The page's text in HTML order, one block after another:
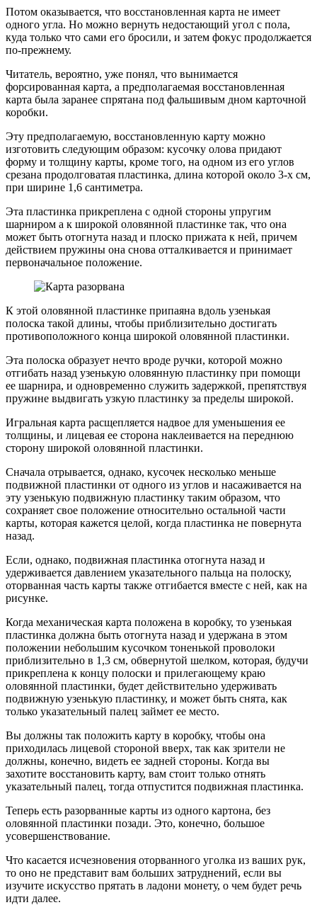
Потом оказывается, что восстановленная карта не имеет
одного угла. Но можно вернуть недостающий угол с пола,
куда только что сами его бросили, и затем фокус продолжается
по-прежнему.
Читатель, вероятно, уже понял, что вынимается
форсированная карта, а предполагаемая восстановленная
карта была заранее спрятана под фальшивым дном карточной
коробки.
Эту предполагаемую, восстановленную карту можно
изготовить следующим образом: кусочку олова придают
форму и толщину карты, кроме того, на одном из его углов
срезана продолговатая пластинка, длина которой около 3-х см,
при ширине 1,6 сантиметра.
Эта пластинка прикреплена с одной стороны упругим
шарниром а к широкой оловянной пластинке так, что она
может быть отогнута назад и плоско прижата к ней, причем
действием пружины она снова отталкивается и принимает
первоначальное положение.
К этой оловянной пластинке припаяна вдоль узенькая
полоска такой длины, чтобы приблизительно достигать
противоположного конца широкой оловянной пластинки.
Эта полоска образует нечто вроде ручки, которой можно
отгибать назад узенькую оловянную пластинку при помощи
ее шарнира, и одновременно служить задержкой, препятствуя
пружине выдвигать узкую пластинку за пределы широкой.
Игральная карта расщепляется надвое для уменьшения ее
толщины, и лицевая ее сторона наклеивается на переднюю
сторону широкой оловянной пластинки.
Сначала отрывается, однако, кусочек несколько меньше
подвижной пластинки от одного из углов и насаживается на
эту узенькую подвижную пластинку таким образом, что
сохраняет свое положение относительно остальной части
карты, которая кажется целой, когда пластинка не повернута
назад.
Если, однако, подвижная пластинка отогнута назад и
удерживается давлением указательного пальца на полоску,
оторванная часть карты также отгибается вместе с ней, как на
рисунке.
Когда механическая карта положена в коробку, то узенькая
пластинка должна быть отогнута назад и удержана в этом
положении небольшим кусочком тоненькой проволоки
приблизительно в 1,3 см, обвернутой шелком, которая, будучи
прикреплена к концу полоски и прилегающему краю
оловянной пластинки, будет действительно удерживать
подвижную узенькую пластинку, и может быть снята, как
только указательный палец займет ее место.
Вы должны так положить карту в коробку, чтобы она
приходилась лицевой стороной вверх, так как зрители не
должны, конечно, видеть ее задней стороны. Когда вы
захотите восстановить карту, вам стоит только отнять
указательный палец, тогда отпустится подвижная пластинка.
Теперь есть разорванные карты из одного картона, без
оловянной пластинки позади. Это, конечно, большое
усовершенствование.
Что касается исчезновения оторванного уголка из ваших рук,
то оно не представит вам больших затруднений, если вы
изучите искусство прятать в ладони монету, о чем будет речь
идти далее.